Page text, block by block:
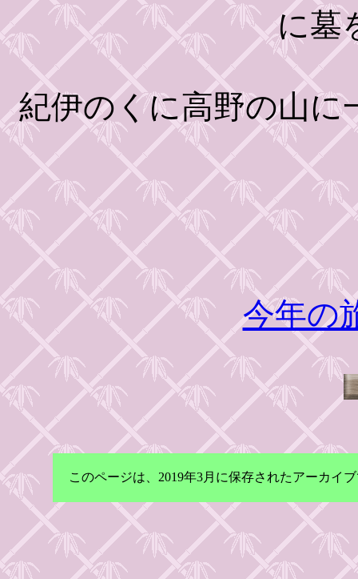
に墓
紀伊のくに高野の山に
今年の
このページは、2019年3月に保存されたアーカイ